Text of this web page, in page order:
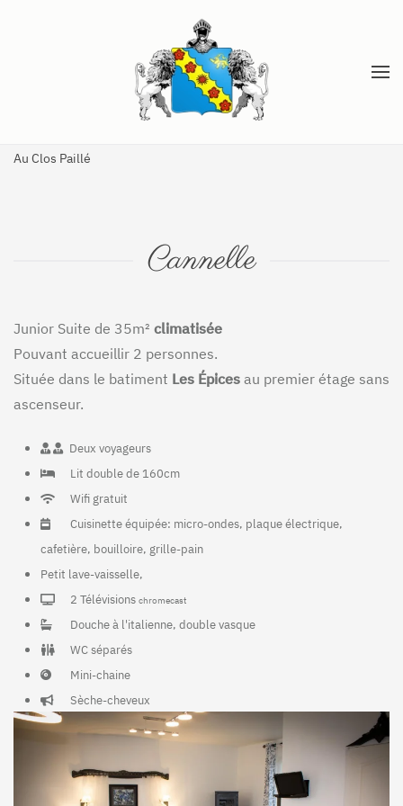
Accéder au contenu principal
Au Clos Paillé
Cannelle
Junior Suite de 35m² climatisée
Pouvant accueillir 2 personnes.
Située dans le batiment Les Épices au premier étage sans
ascenseur.
Deux voyageurs
Lit double de 160cm
Wifi gratuit
Cuisinette équipée: micro-ondes, plaque électrique,
cafetière, bouilloire, grille-pain
Petit lave-vaisselle,
2 Télévisions chromecast
Douche à l'italienne, double vasque
WC séparés
Mini-chaine
Sèche-cheveux